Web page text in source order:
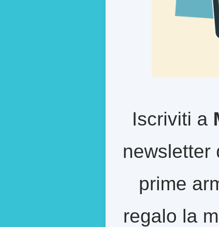
Iscriviti a
newsletter
prime
regalo la